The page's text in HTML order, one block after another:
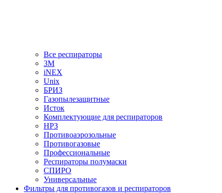
Все респираторы
3М
iNEX
Unix
БРИЗ
Газопылезащитные
Исток
Комплектующие для респираторов
НРЗ
Противоаэрозольные
Противогазовые
Профессиональные
Респираторы полумаски
СПИРО
Универсальные
Фильтры для противогазов и респираторов